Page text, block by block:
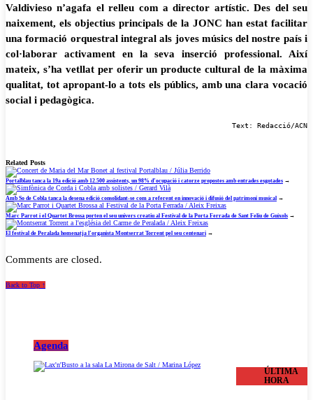
Valdivieso n’agafa el relleu com a director artístic. Des del seu
naixement, els objectius principals de la JONC han estat facilitar
una formació orquestral integral als joves músics del nostre país i
col·laborar activament en la seva inserció professional. Així
mateix, s’ha vetllat per oferir un producte cultural de la màxima
qualitat, tot apropant-lo a tots els públics, amb una clara vocació
social i pedagògica.
Text: Redacció/ACN
Related Posts
Portalblau tanca la 19a edició amb 12.500 assistents, un 98% d’ocupació i catorze propostes amb entrades esgotades →
Amb So de Cobla tanca la desena edició consolidant-se com a referent en innovació i difusió del patrimoni musical →
Marc Parrot i el Quartet Brossa porten el seu univers creatiu al Festival de la Porta Ferrada de Sant Feliu de Guíxols →
El festival de Peralada homenatja l’organista Montserrat Torrent pel seu centenari →
Comments are closed.
Back to Top ↑
Agenda
ÚLTIMA
HORA